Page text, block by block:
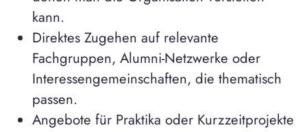
kann.
Direktes Zugehen auf relevante
Fachgruppen, Alumni-Netzwerke oder
Interessengemeinschaften, die thematisch
passen.
Angebote für Praktika oder Kurzzeitprojekte